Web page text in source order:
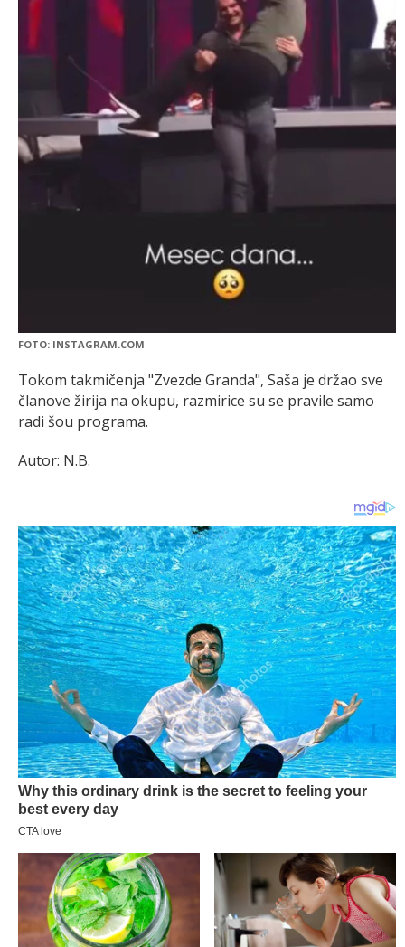
FOTO: INSTAGRAM.COM
Tokom takmičenja "Zvezde Granda", Saša je držao sve
članove žirija na okupu, razmirice su se pravile samo
radi šou programa.
Autor: N.B.